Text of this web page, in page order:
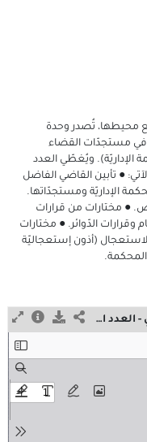
محيطها، تُصدر وحدة
(2) من "المُوجز في مستجدّات القضاء
الإداريّة). ويُغطّي العدد
● تأبين القاضي الفاضل
الإداريّة ومستجدّاتها.
● مختارات من قرارات
الدّوائر. ● مختارات
(أذون إستعجاليّة
الموجز في مستجدّات القضاء الإداري - العدد الثّاني - أفريل 2026